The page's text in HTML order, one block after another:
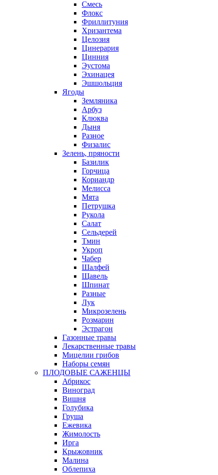
Смесь
Флокс
Фриллитуния
Хризантема
Целозия
Цинерария
Цинния
Эустома
Эхинацея
Эшшольция
Ягоды
Земляника
Арбуз
Клюква
Дыня
Разное
Физалис
Зелень, пряности
Базилик
Горчица
Кориандр
Мелисса
Мята
Петрушка
Рукола
Салат
Сельдерей
Тмин
Укроп
Чабер
Шалфей
Щавель
Шпинат
Разные
Лук
Микрозелень
Розмарин
Эстрагон
Газонные травы
Лекарственные травы
Мицелии грибов
Наборы семян
ПЛОДОВЫЕ САЖЕНЦЫ
Абрикос
Виноград
Вишня
Голубика
Груша
Ежевика
Жимолость
Ирга
Крыжовник
Малина
Облепиха